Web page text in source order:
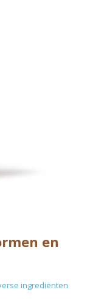
en
ingrediënten